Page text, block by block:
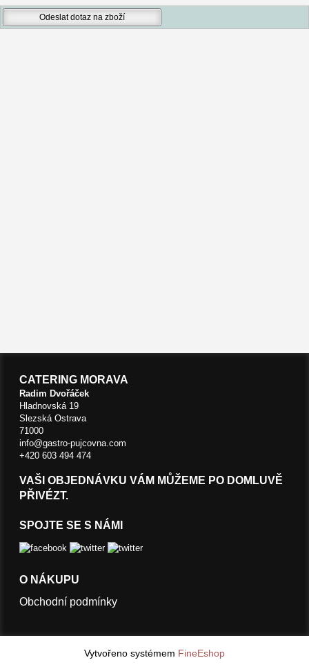
CATERING MORAVA
Radim Dvořáček
Hladnovská 19
Slezská Ostrava
71000
info@gastro-pujcovna.com
+420 603 494 474
VAŠI OBJEDNÁVKU VÁM MŮŽEME PO DOMLUVĚ
PŘIVÉZT.
SPOJTE SE S NÁMI
O NÁKUPU
Obchodní podmínky
Vytvořeno systémem FineEshop